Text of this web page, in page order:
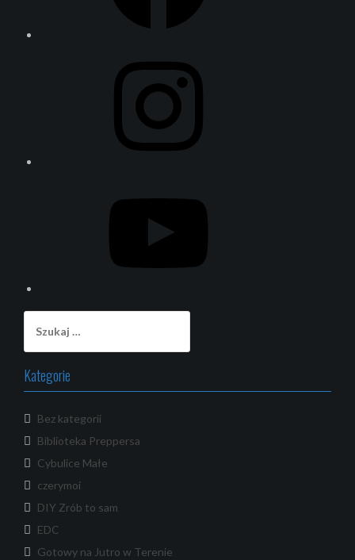
Kategorie
Bez kategorii
Biblioteka Preppersa
Cybulice Małe
czerymoi
DIY Zrób to sam
EDC
Gotowy na Jutro w Terenie